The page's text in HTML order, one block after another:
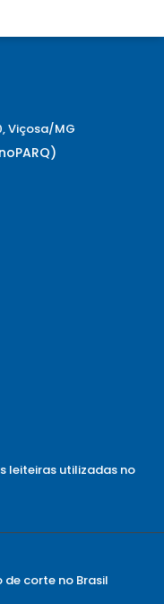
Viçosa/MG
leiteiras utilizadas no
de corte no Brasil